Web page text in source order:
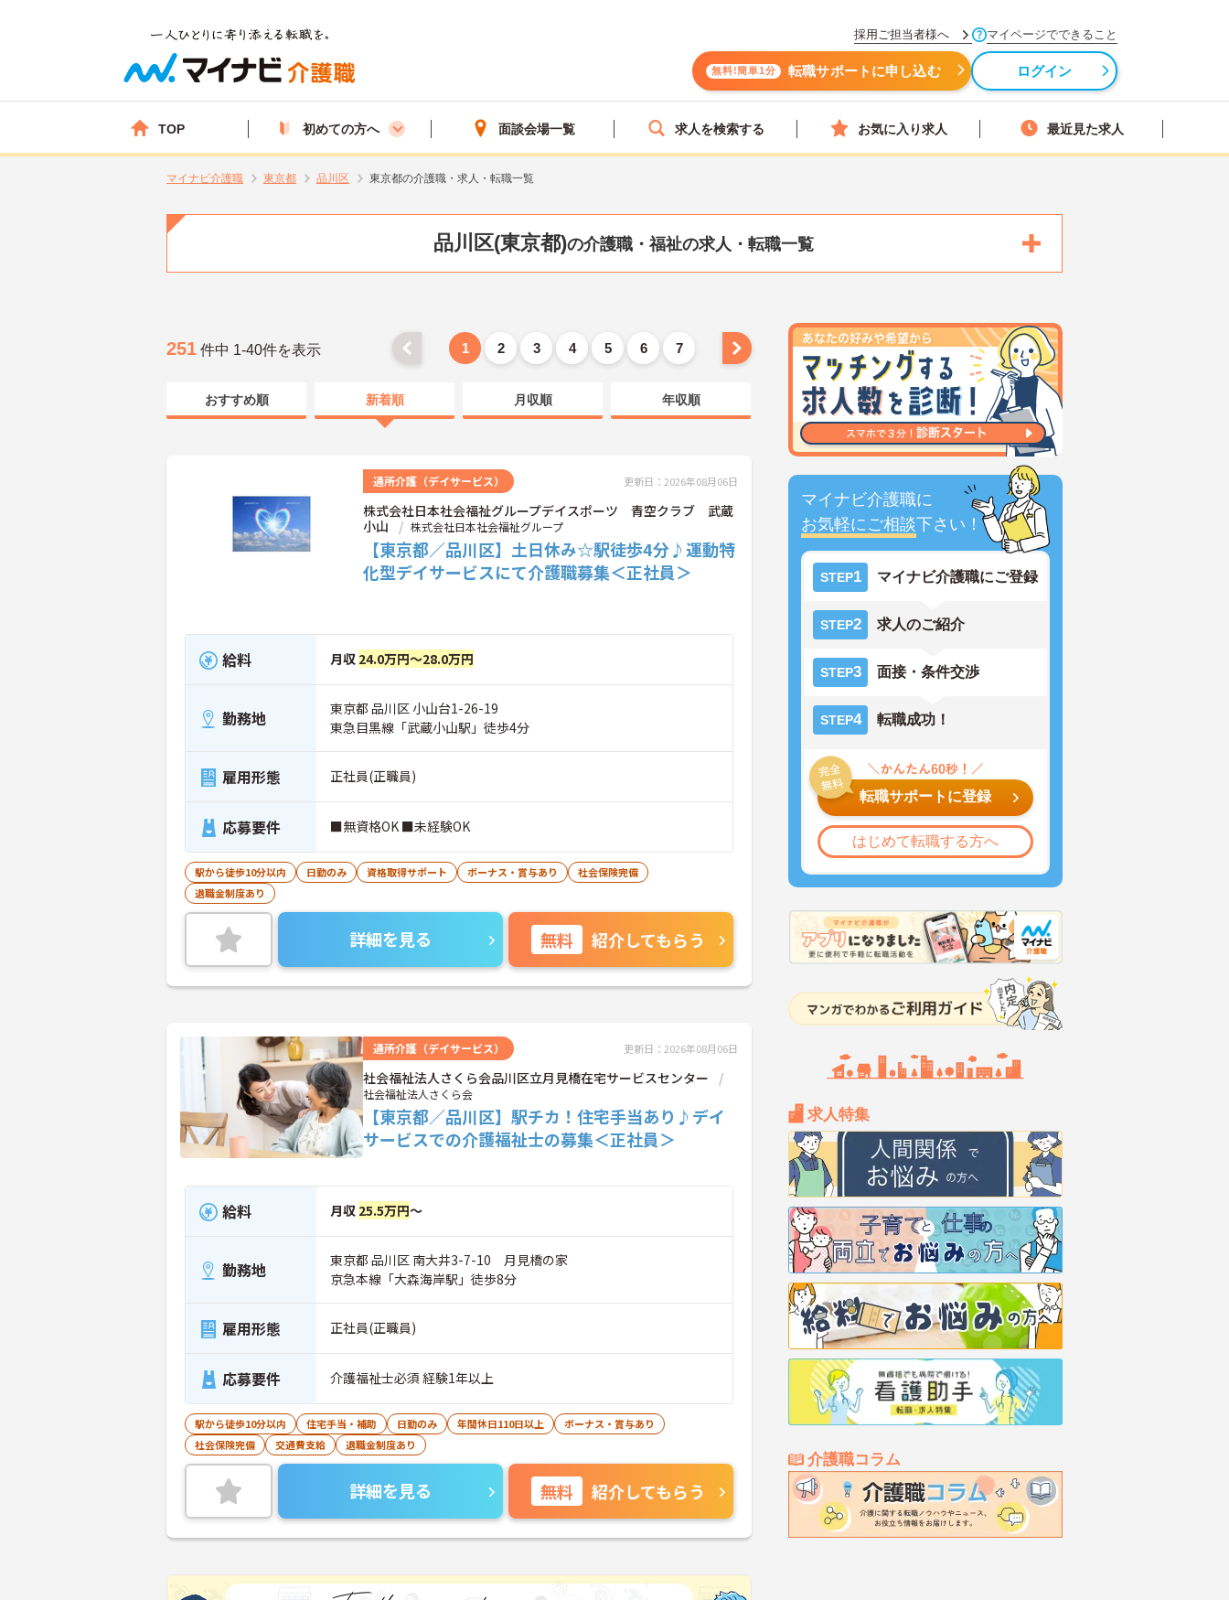
採用ご担当者様へ マイページでできること
無料!簡単1分 転職サポートに申し込む ログイン
TOP 初めての方へ 面談会場一覧 求人を検索する お気に入り求人 最近見た求人
マイナビ介護職 東京都 品川区 東京都の介護職・求人・転職一覧
品川区(東京都)の介護職・福祉の求人・転職一覧
マイナビ介護職に
お気軽にご相談下さい！
STEP1 マイナビ介護職にご登録
STEP2 求人のご紹介
STEP3 面接・条件交渉
STEP4 転職成功！
転職サポートに登録
はじめて転職する方へ
求人特集
介護職コラム
251 件中 1-40件を表示 1 2 3 4 5 6 7
おすすめ順 新着順 月収順 年収順
通所介護（デイサービス） 更新日：2026年08月06日
株式会社日本社会福祉グループデイスポーツ 青空クラブ 武蔵
小山
株式会社日本社会福祉グループ
【東京都／品川区】土日休み☆駅徒歩4分♪運動特
化型デイサービスにて介護職募集＜正社員＞
給料 月収 24.0万円～28.0万円
勤務地
東京都 品川区 小山台1-26-19
東急目黒線「武蔵小山駅」徒歩4分
雇用形態 正社員(正職員)
応募要件 ■無資格OK ■未経験OK
駅から徒歩10分以内 日勤のみ 資格取得サポート ボーナス・賞与あり
社会保険完備
退職金制度あり
詳細を見る 無料 紹介してもらう
通所介護（デイサービス） 更新日：2026年08月06日
社会福祉法人さくら会品川区立月見橋在宅サービスセンター
社会福祉法人さくら会
【東京都／品川区】駅チカ！住宅手当あり♪デイ
サービスでの介護福祉士の募集＜正社員＞
給料 月収 25.5万円～
勤務地
東京都 品川区 南大井3-7-10 月見橋の家
京急本線「大森海岸駅」徒歩8分
雇用形態 正社員(正職員)
応募要件 介護福祉士必須 経験1年以上
駅から徒歩10分以内 住宅手当・補助 日勤のみ 年間休日110日以上
ボーナス・賞与あり
社会保険完備
交通費支給 退職金制度あり
詳細を見る 無料 紹介してもらう